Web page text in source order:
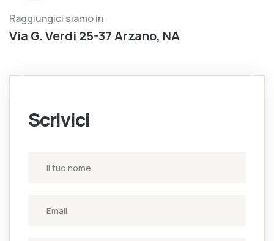
Raggiungici siamo in
Via G. Verdi 25-37 Arzano, NA
Scrivici